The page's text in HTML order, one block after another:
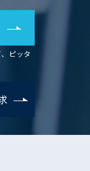
ピッタ